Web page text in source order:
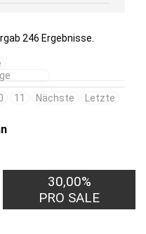
246 Ergebnisse.
11 Nächste Letzte
30,00%
PRO SALE